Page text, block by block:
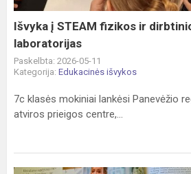
intelekto
laboratorijas
Išvyka į STEAM fizikos ir
laboratorijas
Paskelbta: 2026-05-11
Kategorija: Edukacinės išvykos
7c klasės mokiniai lankėsi Panevėžio
atviros prieigos centre,...